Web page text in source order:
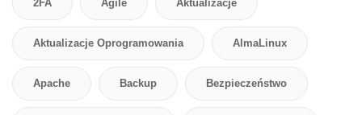
2FA Agile Aktualizacje
Aktualizacje Oprogramowania AlmaLinux
Apache Backup Bezpieczeństwo